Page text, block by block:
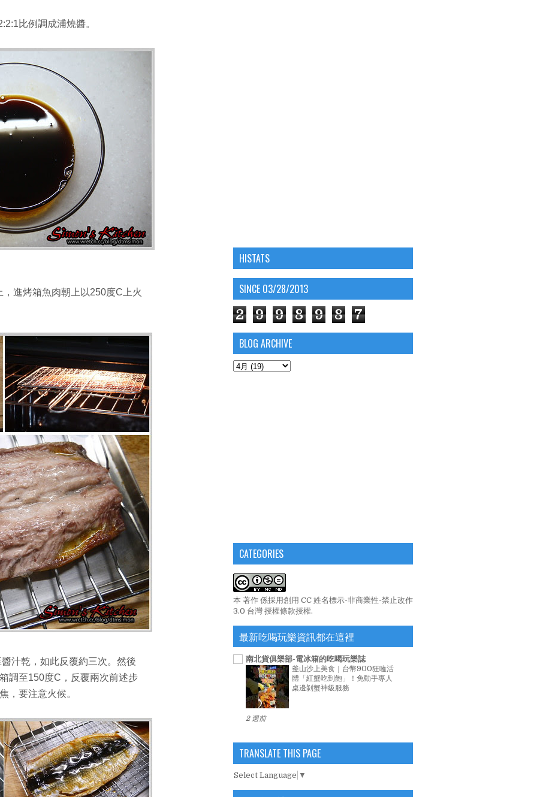
比例調成浦燒醬。
進烤箱魚肉朝上以250度C上火
汁乾，如此反覆約三次。然後
調至150度C，反覆兩次前述步
，要注意火候。
HISTATS
SINCE 03/28/2013
2 9 9 8 9 8 7
BLOG ARCHIVE
CATEGORIES
本 著作 係採用創用 CC 姓名標示-非商業性-禁止改作
3.0 台灣 授權條款授權.
最新吃喝玩樂資訊都在這裡
南北貨俱樂部-電冰箱的吃喝玩樂誌
釜山沙上美食｜台幣900狂嗑活
體「紅蟹吃到飽」！免動手專人
桌邊剝蟹神級服務
2 週前
TRANSLATE THIS PAGE
Select Language ▼